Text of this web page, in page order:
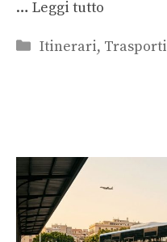
… Leggi tutto
Categorie
Itinerari, Trasporti